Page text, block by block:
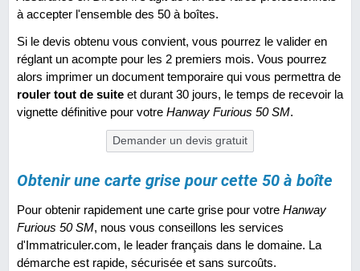
à accepter l'ensemble des 50 à boîtes.
Si le devis obtenu vous convient, vous pourrez le valider en
réglant un acompte pour les 2 premiers mois. Vous pourrez
alors imprimer un document temporaire qui vous permettra de
rouler tout de suite et durant 30 jours, le temps de recevoir la
vignette définitive pour votre Hanway Furious 50 SM.
Demander un devis gratuit
Obtenir une carte grise pour cette 50 à boîte
Pour obtenir rapidement une carte grise pour votre Hanway
Furious 50 SM, nous vous conseillons les services
d'Immatriculer.com, le leader français dans le domaine. La
démarche est rapide, sécurisée et sans surcoûts.